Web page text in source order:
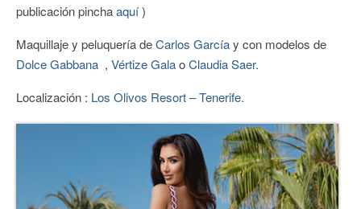
SOBRE LM
CONTACTO
publicación pinchaaquí)
Maquillaje y peluquería deCarlos Garcíay con modelos de
Dolce Gabbana , Vértize GalaoClaudia Saer.
Localización : Los Olivos Resort – Tenerife.